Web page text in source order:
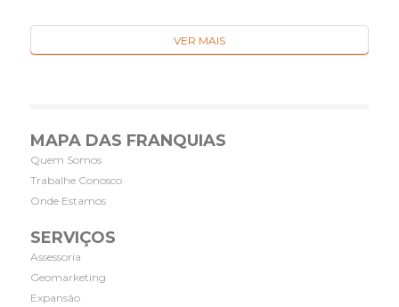
VER MAIS
MAPA DAS FRANQUIAS
Quem Somos
Trabalhe Conosco
Onde Estamos
SERVIÇOS
Assessoria
Geomarketing
Expansão